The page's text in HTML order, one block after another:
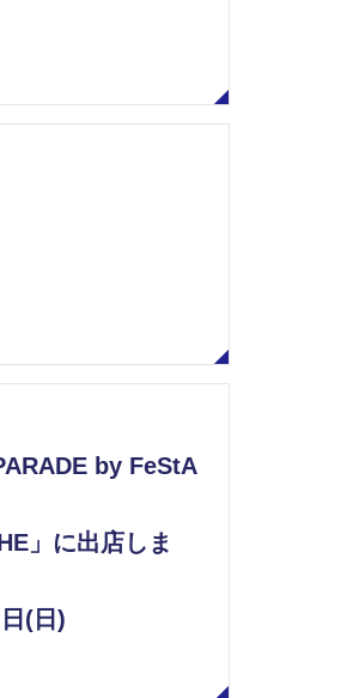
by FeStA
」に出店しま
(日)